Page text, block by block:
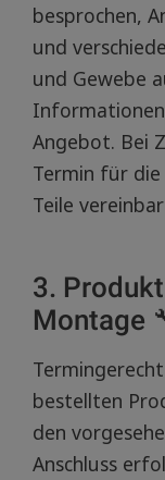
besprochen,
und
und Gewebe
Angebot. Bei
Termin für
Teile
3.
Montage
bestellten
den
Anschluss